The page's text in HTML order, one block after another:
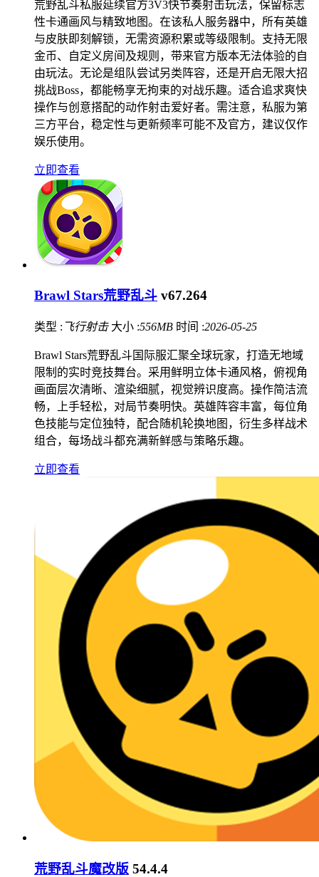
荒野乱斗私服延续官方3V3快节奏射击玩法，保留标志
性卡通画风与精致地图。在该私人服务器中，所有英雄
与皮肤即刻解锁，无需资源积累或等级限制。支持无限
金币、自定义房间及规则，带来官方版本无法体验的自
由玩法。无论是组队尝试另类阵容，还是开启无限大招
挑战Boss，都能畅享无拘束的对战乐趣。适合追求爽快
操作与创意搭配的动作射击爱好者。需注意，私服为第
三方平台，稳定性与更新频率可能不及官方，建议仅作
娱乐使用。
立即查看
Brawl Stars荒野乱斗 v67.264
类型 : 飞行射击 大小 :556MB 时间 :2026-05-25
Brawl Stars荒野乱斗国际服汇聚全球玩家，打造无地域
限制的实时竞技舞台。采用鲜明立体卡通风格，俯视角
画面层次清晰、渲染细腻，视觉辨识度高。操作简洁流
畅，上手轻松，对局节奏明快。英雄阵容丰富，每位角
色技能与定位独特，配合随机轮换地图，衍生多样战术
组合，每场战斗都充满新鲜感与策略乐趣。
立即查看
荒野乱斗魔改版 54.4.4